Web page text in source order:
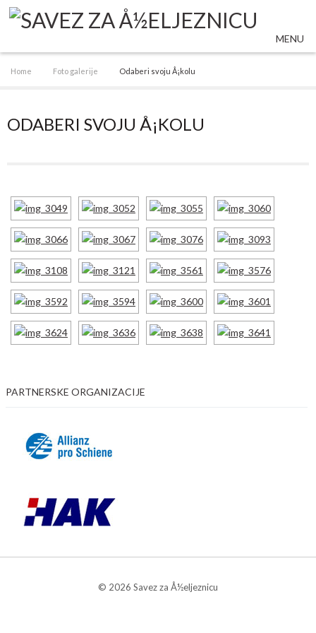
MENU
Home Foto galerije Odaberi svoju Å¡kolu
ODABERI SVOJU Å¡KOLU
PARTNERSKE ORGANIZACIJE
© 2026 Savez za Å½eljeznicu